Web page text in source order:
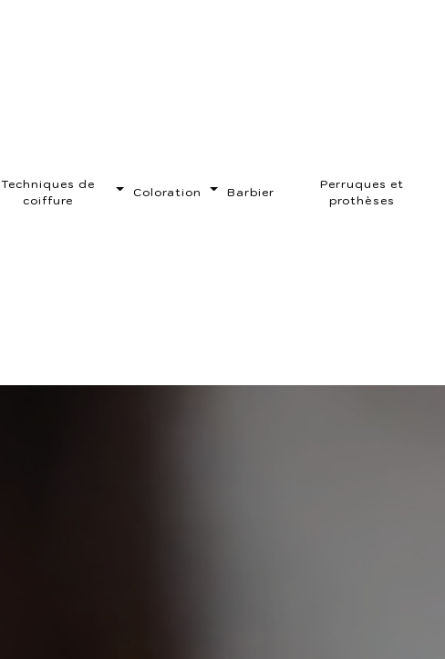
Techniques de
coiffure
Coloration Barbier
Perruques et
prothèses